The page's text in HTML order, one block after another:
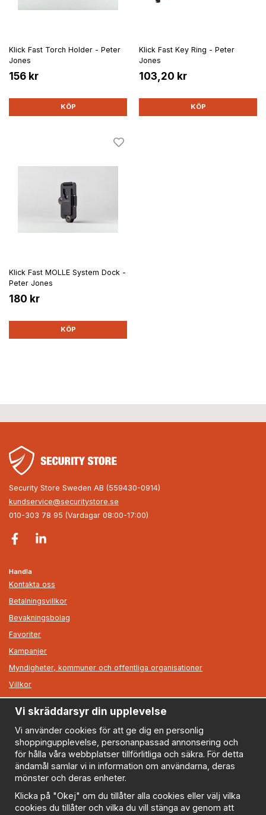
Klick Fast Torch Holder - Peter
Jones
156 kr
KÖP
Klick Fast Key Ring - Peter
Jones
103,20 kr
KÖP
Klick Fast MOLLE System Dock -
Peter Jones
180 kr
KÖP
Security Store Sweden AB (559430-0914)
kundservice@securitystore.se
010-303 78 95 (Vardagar 08:00-17:00)
Handla
Kontakta oss
Betalningsvillkor
Bevakningsbolag
Favoriter
Kampanjer
Myndigheter, kommuner och offentliga organisationer
Villkor
Information
Om oss
Nyheter
Nyhetsbrev
Logga in
Om cookies
Cookie inställningar
Vi skräddarsyr din upplevelse
Vi använder cookies för att ge dig en personlig
shoppingupplevelse, personanpassad annonsering och
för hålla våra webbplatser tillförlitliga och säkra. För detta
ändamål samlar vi in information om användarna, deras
mönster och deras enheter.
Klicka på "Okej" om du tillåter alla cookies eller välj vilka
cookies du tillåter och vilka du vill stänga av genom att